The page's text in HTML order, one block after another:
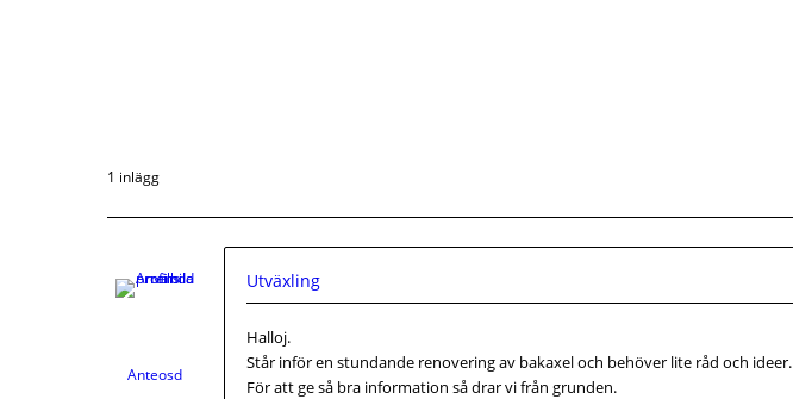
1 inlägg
Anteosd
Utväxling
Halloj.
Står inför en stundande renovering av bakaxel och behöver lite råd och ideer.
För att ge så bra information så drar vi från grunden.